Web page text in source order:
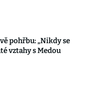
pohřbu: „Nikdy se
vztahy s Medou